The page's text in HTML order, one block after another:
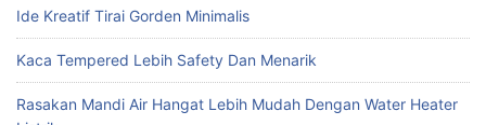
Ide Kreatif Tirai Gorden Minimalis
Kaca Tempered Lebih Safety Dan Menarik
Rasakan Mandi Air Hangat Lebih Mudah Dengan Water Heater